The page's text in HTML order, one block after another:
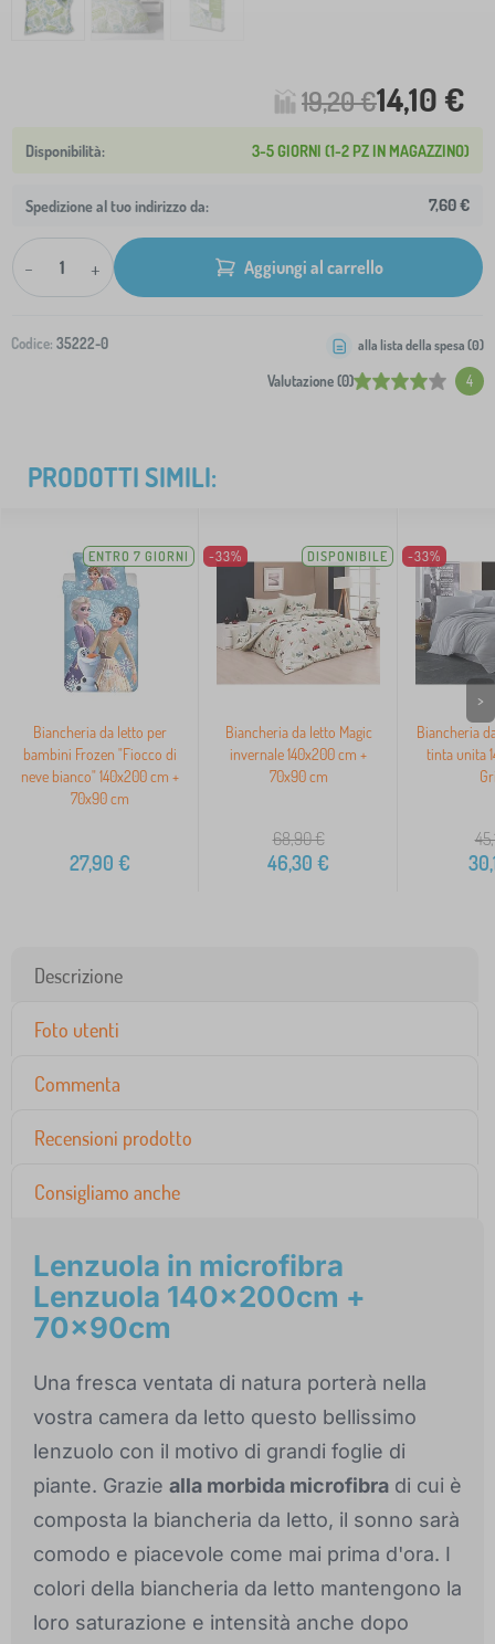
19,20 €14,10 €
3-5 GIORNI (1-2 PZ IN MAGAZZINO)
Spedizione al tuo indirizzo da: 7,60 €
- + Aggiungi al carrello
Codice: 35222-0
Valutazione (0) 4
alla lista della spesa (0)
PRODOTTI SIMILI:
ENTRO 7 GIORNI
Biancheria da letto per
bambini Frozen "Fiocco di
neve bianco" 140x200 cm +
70x90 cm
27,90 €
-33% DISPONIBILE
Biancheria da letto Magic
invernale 140x200 cm +
70x90 cm
68,90€
46,30 €
-33%
Biancheria
tinta unita
>
Descrizione
Foto utenti
Commenta
Recensioni prodotto
Consigliamo anche
Lenzuola in microfibra
Lenzuola 140x200cm +
70x90cm
Una fresca ventata di natura porterà nella
vostra camera da letto questo bellissimo
lenzuolo con il motivo di grandi foglie di
piante. Grazie alla morbida microfibra di cui è
composta la biancheria da letto, il sonno sarà
comodo e piacevole come mai prima d'ora. I
colori della biancheria da letto mantengono la
loro saturazione e intensità anche dopo